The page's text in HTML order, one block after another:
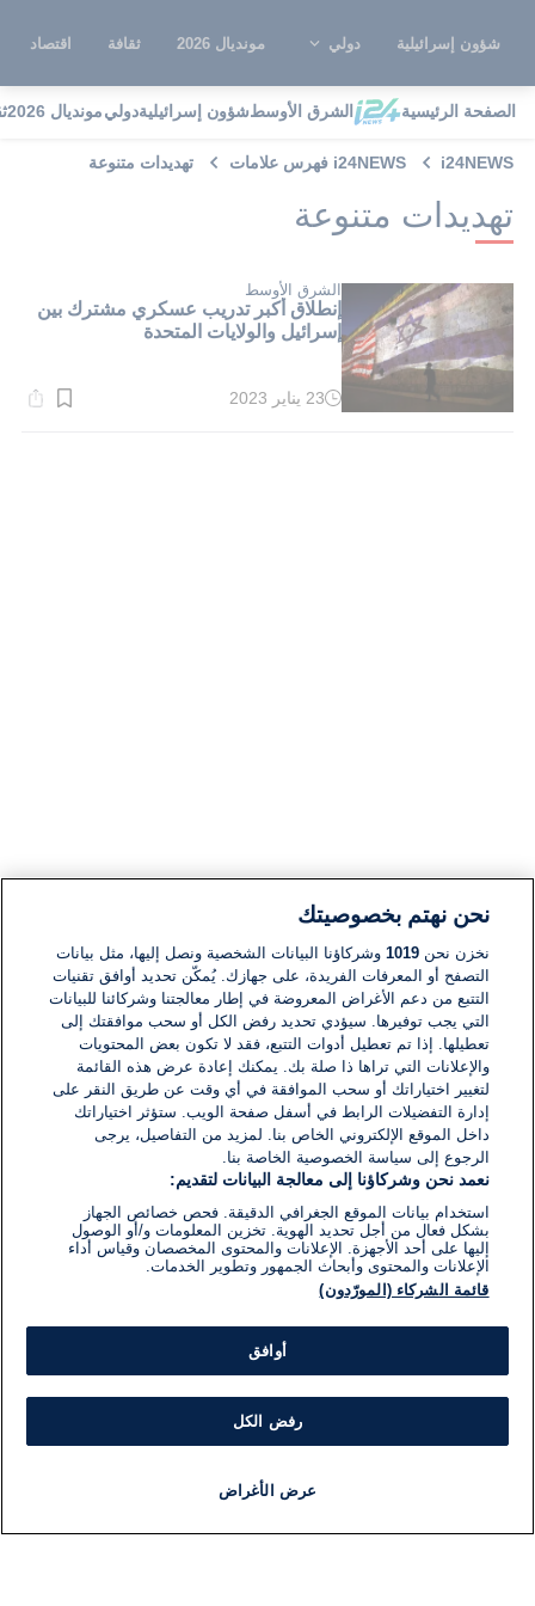
شؤون إسرائيلية دولي مونديال 2026 ثقافة اقتصاد
الصفحة الرئيسية الشرق الأوسطشؤون إسرائيليةدوليمونديال 2026
i24NEWS i24NEWS فهرس علامات تهديدات متنوعة
تهديدات متنوعة
الشرق الأوسط
إنطلاق أكبر تدريب عسكري مشترك بين
إسرائيل والولايات المتحدة
وقت
23 يناير 2023
نحن نهتم بخصوصيتك
نخزن نحن1019 وشركاؤنا البيانات الشخصية ونصل إليها، مثل بيانات
التصفح أو المعرفات الفريدة، على جهازك. يُمكّن تحديد أوافق تقنيات
التتبع من دعم الأغراض المعروضة في إطار معالجتنا وشركائنا للبيانات
التي يجب توفيرها. سيؤدي تحديد رفض الكل أو سحب موافقتك إلى
تعطيلها. إذا تم تعطيل أدوات التتبع، فقد لا تكون بعض المحتويات
والإعلانات التي تراها ذا صلة بك. يمكنك إعادة عرض هذه القائمة
لتغيير اختياراتك أو سحب الموافقة في أي وقت عن طريق النقر على
إدارة التفضيلات الرابط في أسفل صفحة الويب. ستؤثر اختياراتك
داخل الموقع الإلكتروني الخاص بنا. لمزيد من التفاصيل، يرجى
الرجوع إلى سياسة الخصوصية الخاصة بنا.
نعمد نحن وشركاؤنا إلى معالجة البيانات لتقديم:
استخدام بيانات الموقع الجغرافي الدقيقة. فحص خصائص الجهاز
بشكل فعال من أجل تحديد الهوية. تخزين المعلومات و/أو الوصول
إليها على أحد الأجهزة. الإعلانات والمحتوى المخصصان وقياس أداء
الإعلانات والمحتوى وأبحاث الجمهور وتطوير الخدمات.
قائمة الشركاء (المورّدون)
أوافق
رفض الكل
عرض الأغراض